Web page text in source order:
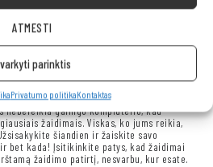
ATMESTI
parinktis
Privatumo politikaKontaktas
bet norite žaisti naujausius
Mūsų nešiojamas kompiuteris su
bet kuriam žaidimų mėgėjui. Su
nebereikia galingo kompiuterio, kad
žaidimais. Viskas, ko jums reikia,
šiandien ir žaiskite savo
bet kada! Įsitikinkite patys, kad žaidimai
žaidimo patirtį, nesvarbu, kur esate.